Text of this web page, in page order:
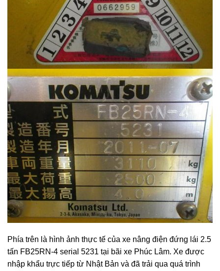
Phía trên là hình ảnh thực tế của xe nâng điện đứng lái 2.5
tấn FB25RN-4 serial 5231 tại bãi xe Phúc Lâm. Xe được
nhập khẩu trực tiếp từ Nhật Bản và đã trải qua quá trình